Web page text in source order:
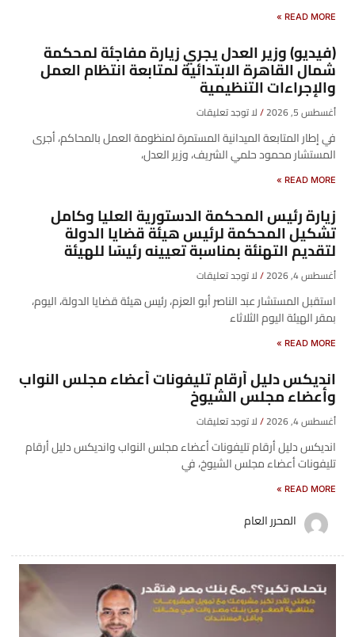
READ MORE »
(فيديو) وزير العدل يجري زيارة مفاجئة لمحكمة
شمال القاهرة الابتدائية لمتابعة انتظام العمل
والإجراءات التنظيمية
أغسطس 5, 2026 لا توجد تعليقات
في إطار المتابعة الميدانية المستمرة لمنظومة العمل بالمحاكم، أجرى
المستشار محمود حلمي الشريف، وزير العدل،
READ MORE »
زيارة رئيس المحكمة الدستورية العليا وكامل
تشكيل المحكمة لرئيس هيئة قضايا الدولة
لتقديم التهنئة بمناسبة تعيينه رئيسًا للهيئة
أغسطس 4, 2026 لا توجد تعليقات
​استقبل المستشار عبد الناصر أبو العزم، رئيس هيئة قضايا الدولة، اليوم،
بمقر الهيئة اليوم الثلاثاء
READ MORE »
انديكس دليل أرقام تليفونات أعضاء مجلس النواب
وأعضاء مجلس الشيوخ
أغسطس 4, 2026 لا توجد تعليقات
انديكس دليل أرقام تليفونات أعضاء مجلس النواب وانديكس دليل أرقام
تليفونات أعضاء مجلس الشيوخ، في
READ MORE »
المحرر العام